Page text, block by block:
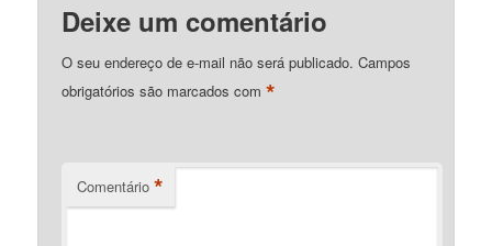
Deixe um comentário
O seu endereço de e-mail não será publicado. Campos
obrigatórios são marcados com*
Comentário *